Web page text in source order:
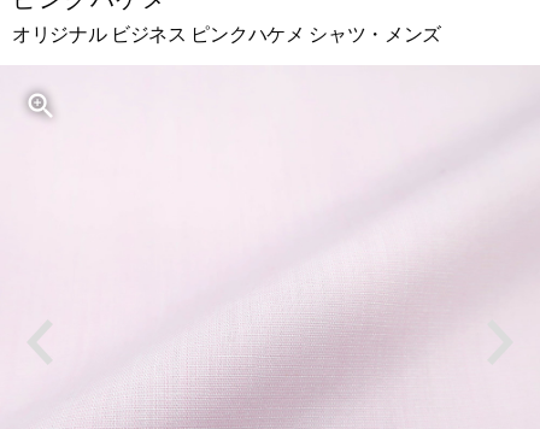
オリジナル ビジネス ピンクハケメ シャツ・メンズ
zoom_in